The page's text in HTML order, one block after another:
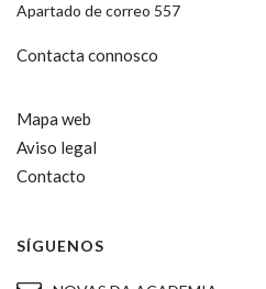
Apartado de correo 557
Contacta connosco
Mapa web
Aviso legal
Contacto
SÍGUENOS